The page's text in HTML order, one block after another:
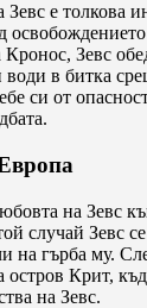
Зевс е толкова
освобождението
Кронос, Зевс
в битка
си от
на Зевс
случай Зевс се
на гърба му.
Крит,
на Зевс.